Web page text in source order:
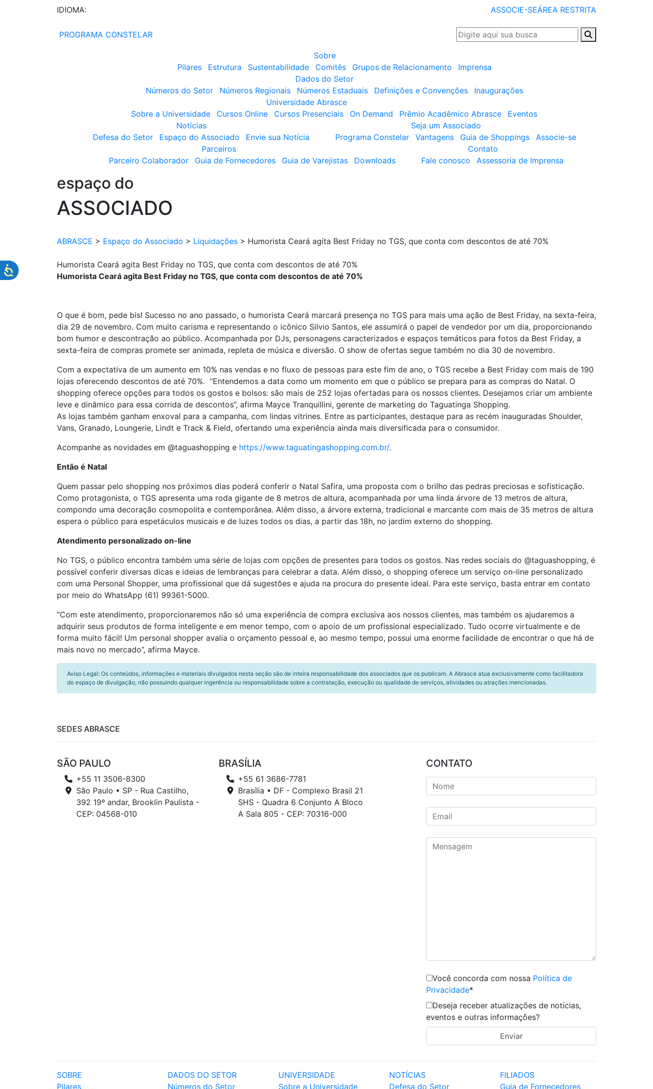
IDIOMA: ASSOCIE-SEÁREA RESTRITA
PROGRAMA CONSTELAR
Sobre
Pilares
Estrutura Sustentabilidade Comitês Grupos de Relacionamento
Imprensa
Dados do Setor
Números do Setor
Números Regionais Números Estaduais Definições e Convenções
Inaugurações
Universidade Abrasce
Sobre a Universidade
Cursos Online Cursos Presenciais On Demand Prêmio Acadêmico Abrasce
Eventos
Notícias
Defesa do Setor
Espaço do Associado Envie sua Notícia
Seja um Associado
Programa Constelar
Vantagens Guia de Shoppings
Associe-se
Parceiros
Parceiro Colaborador
Guia de Fornecedores Guia de Varejistas Downloads
Contato
Fale conosco
Assessoria de Imprensa
espaço do
ASSOCIADO
ABRASCE > Espaço do Associado > Liquidações > Humorista Ceará agita Best Friday no TGS, que conta com descontos de até 70%
Humorista Ceará agita Best Friday no TGS, que conta com descontos de até 70%
Humorista Ceará agita Best Friday no TGS, que conta com descontos de até 70%
O que é bom, pede bis! Sucesso no ano passado, o humorista Ceará marcará presença no TGS para mais uma ação de Best Friday, na sexta-feira,
dia 29 de novembro. Com muito carisma e representando o icônico Silvio Santos, ele assumirá o papel de vendedor por um dia, proporcionando
bom humor e descontração ao público. Acompanhada por DJs, personagens caracterizados e espaços temáticos para fotos da Best Friday, a
sexta-feira de compras promete ser animada, repleta de música e diversão. O show de ofertas segue também no dia 30 de novembro.
Com a expectativa de um aumento em 10% nas vendas e no fluxo de pessoas para este fim de ano, o TGS recebe a Best Friday com mais de 190
lojas oferecendo descontos de até 70%. “Entendemos a data como um momento em que o público se prepara para as compras do Natal. O
shopping oferece opções para todos os gostos e bolsos: são mais de 252 lojas ofertadas para os nossos clientes. Desejamos criar um ambiente
leve e dinâmico para essa corrida de descontos”, afirma Mayce Tranquillini, gerente de marketing do Taguatinga Shopping.
As lojas também ganham enxoval para a campanha, com lindas vitrines. Entre as participantes, destaque para as recém inauguradas Shoulder,
Vans, Granado, Loungerie, Lindt e Track & Field, ofertando uma experiência ainda mais diversificada para o consumidor.
Acompanhe as novidades em @taguashopping e https://www.taguatingashopping.com.br/.
Então é Natal
Quem passar pelo shopping nos próximos dias poderá conferir o Natal Safira, uma proposta com o brilho das pedras preciosas e sofisticação.
Como protagonista, o TGS apresenta uma roda gigante de 8 metros de altura, acompanhada por uma linda árvore de 13 metros de altura,
compondo uma decoração cosmopolita e contemporânea. Além disso, a árvore externa, tradicional e marcante com mais de 35 metros de altura
espera o público para espetáculos musicais e de luzes todos os dias, a partir das 18h, no jardim externo do shopping.
Atendimento personalizado on-line
No TGS, o público encontra também uma série de lojas com opções de presentes para todos os gostos. Nas redes sociais do @taguashopping, é
possível conferir diversas dicas e ideias de lembranças para celebrar a data. Além disso, o shopping oferece um serviço on-line personalizado
com uma Personal Shopper, uma profissional que dá sugestões e ajuda na procura do presente ideal. Para este serviço, basta entrar em contato
por meio do WhatsApp (61) 99361-5000.
“Com este atendimento, proporcionaremos não só uma experiência de compra exclusiva aos nossos clientes, mas também os ajudaremos a
adquirir seus produtos de forma inteligente e em menor tempo, com o apoio de um profissional especializado. Tudo ocorre virtualmente e de
forma muito fácil! Um personal shopper avalia o orçamento pessoal e, ao mesmo tempo, possui uma enorme facilidade de encontrar o que há de
mais novo no mercado”, afirma Mayce.
Aviso Legal: Os conteúdos, informações e materiais divulgados nesta seção são de inteira responsabilidade dos associados que os publicam. A Abrasce atua exclusivamente como facilitadora
do espaço de divulgação, não possuindo qualquer ingerência ou responsabilidade sobre a contratação, execução ou qualidade de serviços, atividades ou atrações mencionadas.
SEDES ABRASCE
SÃO PAULO
+55 11 3506-8300
São Paulo • SP - Rua Castilho,
392 19º andar, Brooklin Paulista -
CEP: 04568-010
BRASÍLIA
+55 61 3686-7781
Brasília • DF - Complexo Brasil 21
SHS - Quadra 6 Conjunto A Bloco
A Sala 805 - CEP: 70316-000
CONTATO
Você concorda com nossa Política de
Privacidade*
Deseja receber atualizações de notícias,
eventos e outras informações?
SOBRE
Pilares
DADOS DO SETOR
Números do Setor
UNIVERSIDADE
Sobre a Universidade
NOTÍCIAS
Defesa do Setor
FILIADOS
Guia de Fornecedores